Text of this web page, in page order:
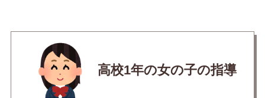
高校1年の女の子の指導